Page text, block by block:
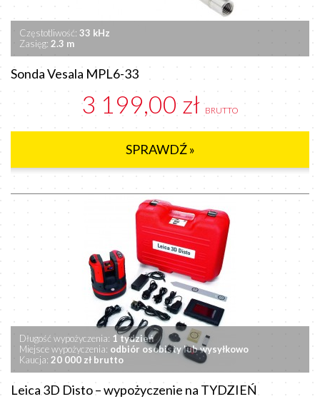
Częstotliwość: 33 kHz
Zasięg: 2.3 m
Sonda Vesala MPL6-33
3 199,00 zł BRUTTO
SPRAWDŹ »
Długość wypożyczenia: 1 tydzień
Miejsce wypożyczenia: odbiór osobisty lub wysyłkowo
Kaucja: 20 000 zł brutto
Leica 3D Disto – wypożyczenie na TYDZIEŃ